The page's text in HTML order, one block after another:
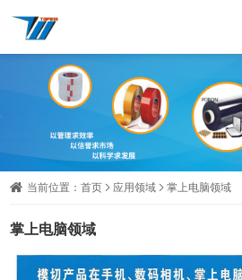
当前位置：首页 应用领域 掌上电脑领域
掌上电脑领域